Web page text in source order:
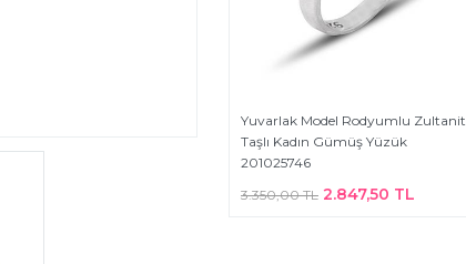
Yuvarlak Model Rodyumlu Zultanit
Taşlı Kadın Gümüş Yüzük
201025746
3.350,00 TL 2.847,50 TL